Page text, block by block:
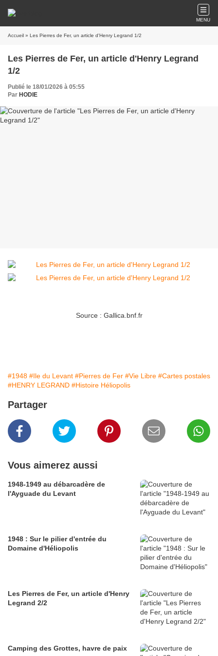
MENU
Accueil » Les Pierres de Fer, un article d'Henry Legrand 1/2
Les Pierres de Fer, un article d'Henry Legrand
1/2
Publié le 18/01/2026 à 05:55
Par HODIE
Source : Gallica.bnf.fr
#1948 #Ile du Levant #Pierres de Fer #Vie Libre #Cartes postales
#HENRY LEGRAND #Histoire Héliopolis
Partager
Vous aimerez aussi
1948-1949 au débarcadère de
l'Ayguade du Levant
1948 : Sur le pilier d'entrée du
Domaine d'Héliopolis
Les Pierres de Fer, un article d'Henry
Legrand 2/2
Camping des Grottes, havre de paix